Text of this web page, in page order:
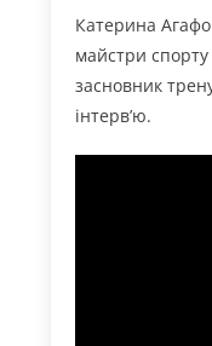
Катерина
майстри спорту
засновник
інтерв’ю.